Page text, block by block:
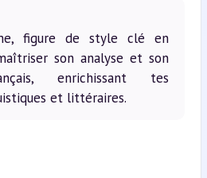
figure de style clé en
son analyse et son
enrichissant tes
et littéraires.